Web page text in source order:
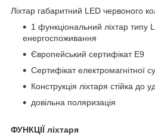
Ліхтар габаритний LED червоного
1 функціональний ліхтар типу
енергоспоживання
Європейський сертифікат E9
Сертифікат електромагнітної
Конструкція ліхтаря стійка до
довільна поляризація
ФУНКЦІЇ ліхтаря